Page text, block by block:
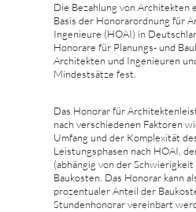
Die Bezahlung von Architekten
Basis der Honorarordnung für
Ingenieure (HOAI) in
Honorare für Planungs- und
Architekten und Ingenieuren
Mindestsätze fest.
Das Honorar für
nach verschiedenen Faktoren
Umfang und der Komplexität
Leistungsphasen nach HOAI,
(abhängig von der
Baukosten. Das Honorar kann
prozentualer Anteil der
Stundenhonorar vereinbart